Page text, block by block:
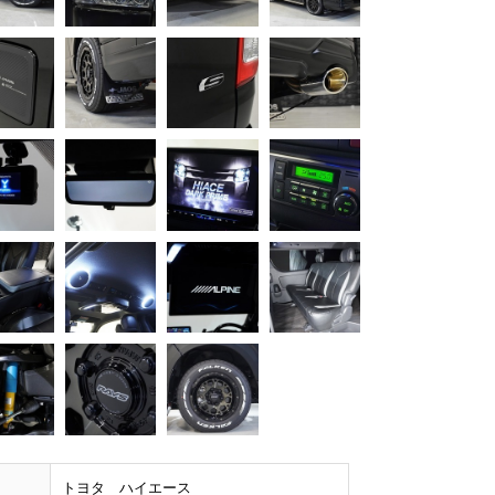
トヨタ ハイエース